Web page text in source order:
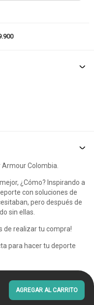
Armour Colombia.
¿Cómo? Inspirando a
con soluciones de
pero después de
sin ellas.
de realizar tu compra!
para hacer tu deporte
AGREGAR AL CARRITO